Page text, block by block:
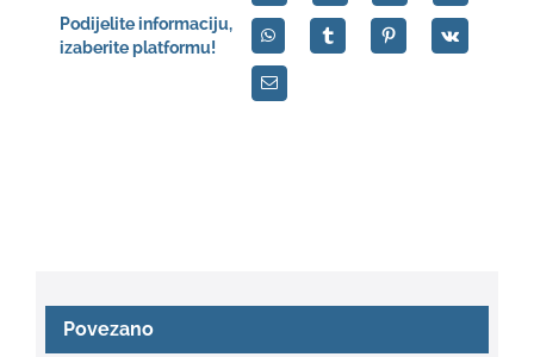
Podijelite informaciju,
izaberite platformu!
Povezano